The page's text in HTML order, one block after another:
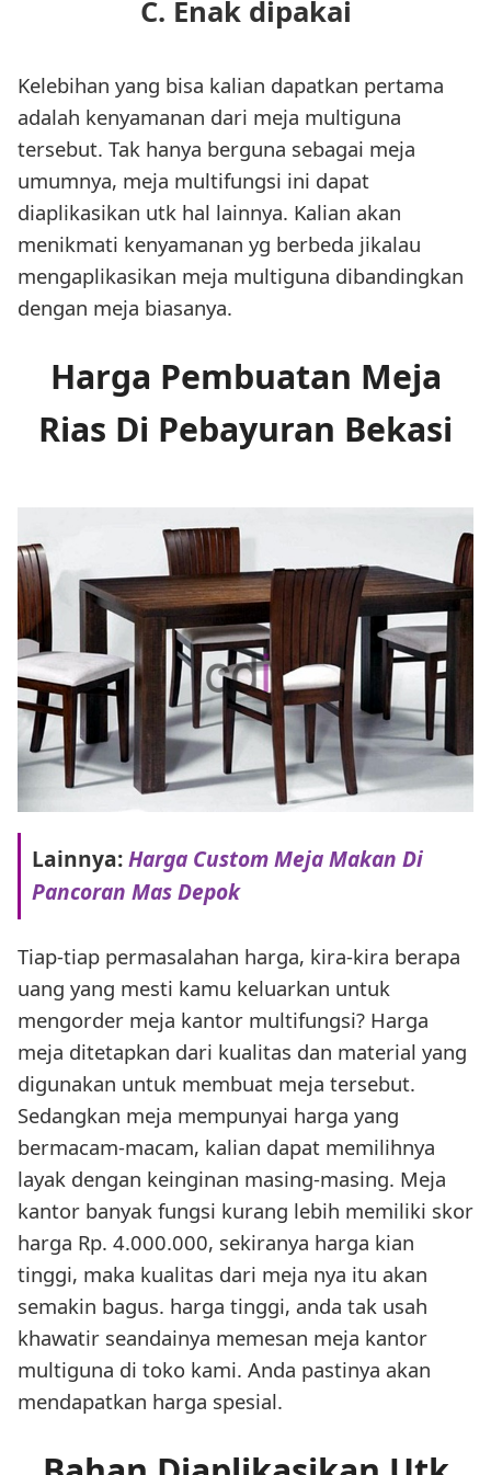
C. Enak dipakai
Kelebihan yang bisa kalian dapatkan pertama
adalah kenyamanan dari meja multiguna
tersebut. Tak hanya berguna sebagai meja
umumnya, meja multifungsi ini dapat
diaplikasikan utk hal lainnya. Kalian akan
menikmati kenyamanan yg berbeda jikalau
mengaplikasikan meja multiguna dibandingkan
dengan meja biasanya.
Harga Pembuatan Meja
Rias Di Pebayuran Bekasi
Lainnya:Harga Custom Meja Makan Di
Pancoran Mas Depok
Tiap-tiap permasalahan harga, kira-kira berapa
uang yang mesti kamu keluarkan untuk
mengorder meja kantor multifungsi? Harga
meja ditetapkan dari kualitas dan material yang
digunakan untuk membuat meja tersebut.
Sedangkan meja mempunyai harga yang
bermacam-macam, kalian dapat memilihnya
layak dengan keinginan masing-masing. Meja
kantor banyak fungsi kurang lebih memiliki skor
harga Rp. 4.000.000, sekiranya harga kian
tinggi, maka kualitas dari meja nya itu akan
semakin bagus. harga tinggi, anda tak usah
khawatir seandainya memesan meja kantor
multiguna di toko kami. Anda pastinya akan
mendapatkan harga spesial.